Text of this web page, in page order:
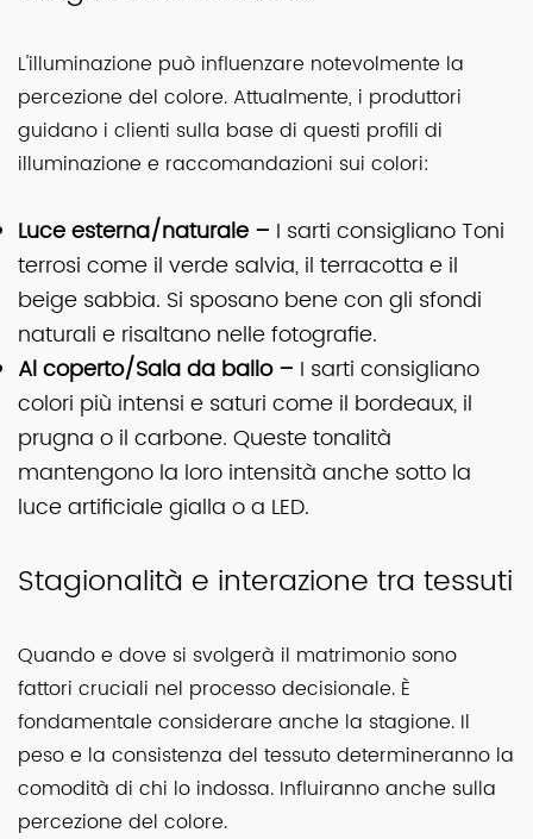
L'illuminazione può influenzare notevolmente la
percezione del colore. Attualmente, i produttori
guidano i clienti sulla base di questi profili di
illuminazione e raccomandazioni sui colori:
Luce esterna/naturale – I sarti consiglianoToni
terrosi come il verde salvia, il terracotta e il
beige sabbia. Si sposano bene con gli sfondi
naturali e risaltano nelle fotografie.
Al coperto/Sala da ballo – I sarti consigliano
colori più intensi e saturi come il bordeaux, il
prugna o il carbone. Queste tonalità
mantengono la loro intensità anche sotto la
luce artificiale gialla o a LED.
Stagionalità e interazione tra tessuti
Quando e dove si svolgerà il matrimonio sono
fattori cruciali nel processo decisionale. È
fondamentale considerare anche la stagione. Il
peso e la consistenza del tessuto determineranno la
comodità di chi lo indossa. Influiranno anche sulla
percezione del colore.